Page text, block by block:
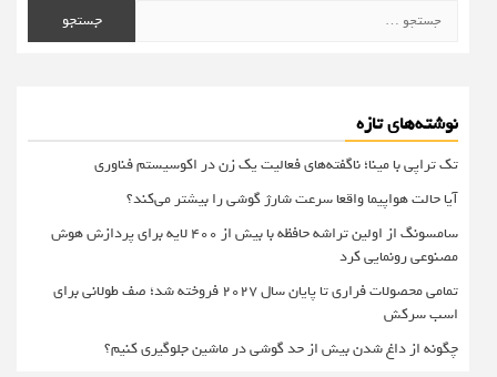
برای:
نوشته‌های تازه
تک تراپی با مینا؛ ناگفته‌های فعالیت یک زن در اکوسیستم فناوری
آیا حالت هواپیما واقعا سرعت شارژ گوشی را بیشتر می‌کند؟
سامسونگ از اولین تراشه حافظه با بیش از ۴۰۰ لایه برای پردازش هوش
مصنوعی رونمایی کرد
تمامی محصولات فراری تا پایان سال ۲۰۲۷ فروخته شد؛ صف طولانی برای
اسب سرکش
چگونه از داغ شدن بیش از حد گوشی در ماشین جلوگیری کنیم؟